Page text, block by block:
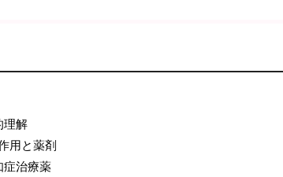
理解
用と薬剤
症治療薬